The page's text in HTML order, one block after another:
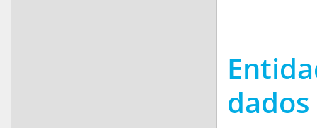
dados